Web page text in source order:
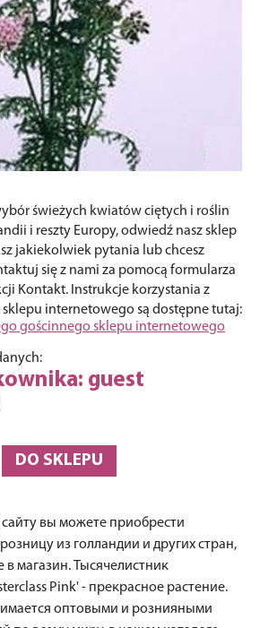
świeżych kwiatów ciętych i roślin
i reszty Europy, odwiedź nasz sklep
jakiekolwiek pytania lub chcesz
się z nami za pomocą formularza
Kontakt. Instrukcje korzystania z
internetowego są dostępne tutaj:
gościnnego sklepu internetowego
guest
DO SKLEPU
вы можете приобрести
из голландии и других стран,
в магазин. Тысячелистник
Pink' - прекрасное растение.
оптовыми и рознияными